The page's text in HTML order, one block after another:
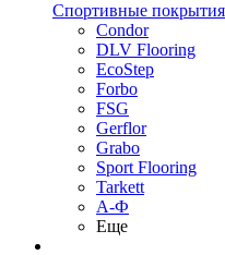
Спортивные покрытия
Condor
DLV Flooring
EcoStep
Forbo
FSG
Gerflor
Grabo
Sport Flooring
Tarkett
А-Ф
Еще